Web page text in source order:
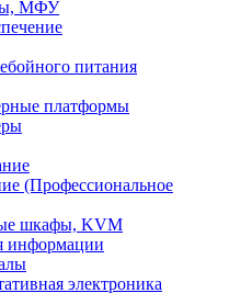
МФУ
питания
платформы
(Профессиональное
шкафы, KVM
информации
электроника